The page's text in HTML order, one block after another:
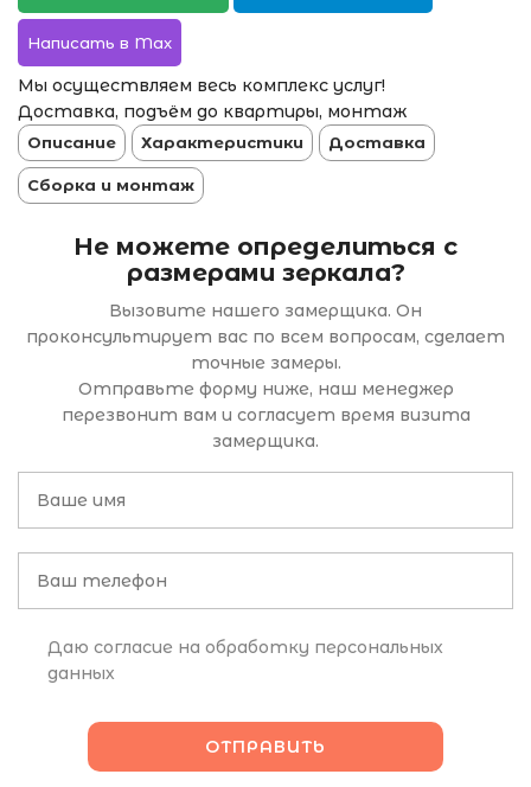
Написать в Max
Мы осуществляем весь комплекс услуг!
Доставка, подъём до квартиры, монтаж
Описание Характеристики Доставка
Сборка и монтаж
Не можете определиться с
размерами зеркала?
Вызовите нашего замерщика. Он
проконсультирует вас по всем вопросам, сделает
точные замеры.
Отправьте форму ниже, наш менеджер
перезвонит вам и согласует время визита
замерщика.
Даю согласие на обработку персональных
данных